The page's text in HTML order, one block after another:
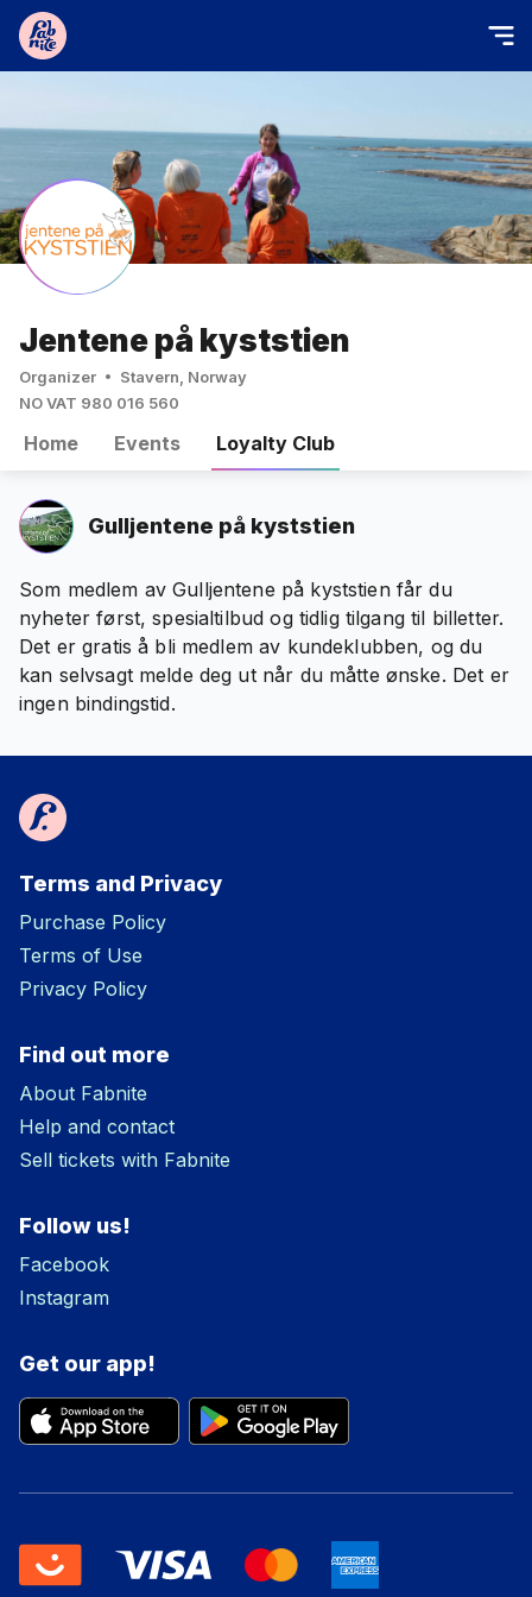
Jentene på kyststien
Organizer
Stavern, Norway
NO VAT 980 016 560
Home Events Loyalty Club
Gulljentene på kyststien
Som medlem av Gulljentene på kyststien får du
nyheter først, spesialtilbud og tidlig tilgang til billetter.
Det er gratis å bli medlem av kundeklubben, og du
kan selvsagt melde deg ut når du måtte ønske. Det er
ingen bindingstid.
Terms and Privacy
Purchase Policy
Terms of Use
Privacy Policy
Find out more
About Fabnite
Help and contact
Sell tickets with Fabnite
Follow us!
Facebook
Instagram
Get our app!